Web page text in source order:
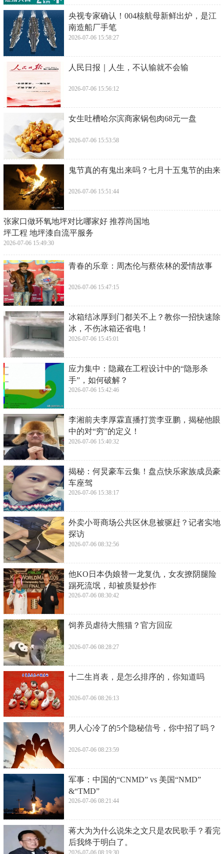
​央视专家确认！004核航母新鲜出炉，是江
南造船厂手笔
2026-07-06 15:58:27
人民日报｜人生，不认输就不会输
2026-07-06 15:56:12
​女生吐槽哈尔滨商家锅包肉68元一盘
2026-07-06 15:53:58
​鬼节真的有鬼出来吗？七月十五鬼节的由来
2026-07-06 15:51:44
​张家口做环氧地坪对比哪家好 推荐尚国地
坪工程 地坪漆自流平服务
2026-07-06 15:49:30
​青春的乐章：周杰伦与蔡依林的爱情故事
2026-07-06 15:47:15
​冰箱结冰厚到门都关不上？教你一招快速除
冰，不伤冰箱还省电！
2026-07-06 15:45:01
​应力集中：隐藏在工程设计中的“隐形杀
手”，如何破解？
2026-07-06 15:42:46
​李湘前夫李厚霖直播打赏李亚鹏，揭秘他眼
中的对“穷”的定义！
2026-07-06 15:40:32
​揭秘：何炅豪车云集！盘点快乐家族成员豪
车座驾
2026-07-06 15:38:17
​外卖小哥商场公共区休息被驱赶？记者实地
探访
2026-07-06 08:32:56
​他KO日本伪娘替一龙复仇，女友撩阴腿险
踢死流氓，却被质疑炒作
2026-07-06 08:30:42
​饲养员虐待大熊猫？官方回应
2026-07-06 08:28:27
​十二生肖表，是怎么排序的，你知道吗
2026-07-06 08:26:13
​男人心冷了的5个隐秘信号，你中招了吗？
2026-07-06 08:23:59
​军事：中国的“CNMD” vs 美国“NMD”
&“TMD”
2026-07-06 08:21:44
​蒋大为为什么说朱之文只是农民歌手？看完
后我终于明白了。
2026-07-06 08:19:30